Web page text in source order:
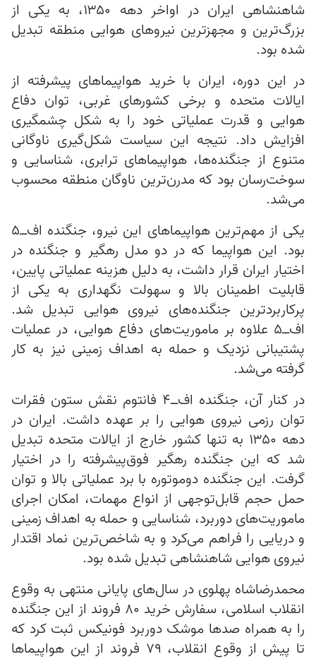
شاهنشاهی ایران در اواخر دهه ۱۳۵۰، به یکی از
بزرگ‌ترین و مجهزترین نیروهای هوایی منطقه تبدیل
شده بود.
در این دوره، ایران با خرید هواپیماهای پیشرفته از
ایالات متحده و برخی کشورهای غربی، توان دفاع
هوایی و قدرت عملیاتی خود را به شکل چشمگیری
افزایش داد. نتیجه این سیاست شکل‌گیری ناوگانی
متنوع از جنگنده‌ها، هواپیماهای ترابری، شناسایی و
سوخت‌رسان بود که مدرن‌ترین ناوگان منطقه محسوب
می‌شد.
یکی از مهم‌ترین هواپیماهای این نیرو، جنگنده اف‌ــ۵
بود. این هواپیما که در دو مدل رهگیر و جنگنده در
اختیار ایران قرار داشت، به دلیل هزینه عملیاتی پایین،
قابلیت اطمینان بالا و سهولت نگهداری به یکی از
پرکاربردترین جنگنده‌های نیروی هوایی تبدیل شد.
اف‌ــ۵ علاوه بر ماموریت‌های دفاع هوایی، در عملیات
پشتیبانی نزدیک و حمله به اهداف زمینی نیز به کار
گرفته می‌شد.
در کنار آن، جنگنده اف‌ــ۴ فانتوم نقش ستون فقرات
توان رزمی نیروی هوایی را بر عهده داشت. ایران در
دهه ۱۳۵۰ به تنها کشور خارج از ایالات متحده تبدیل
شد که این جنگنده رهگیر فوق‌پیشرفته را در اختیار
گرفت. این جنگنده دوموتوره با برد عملیاتی بالا و توان
حمل حجم قابل‌توجهی از انواع مهمات، امکان اجرای
ماموریت‌های دوربرد، شناسایی و حمله به اهداف زمینی
و دریایی را فراهم می‌کرد و به شاخص‌ترین نماد اقتدار
نیروی هوایی شاهنشاهی تبدیل شده بود.
محمدرضاشاه پهلوی در سال‌های پایانی منتهی به وقوع
انقلاب اسلامی، سفارش خرید ۸۰ فروند از این جنگنده
را به همراه صدها موشک دوربرد فونیکس ثبت کرد که
تا پیش از وقوع انقلاب، ۷۹ فروند از این هواپیماها